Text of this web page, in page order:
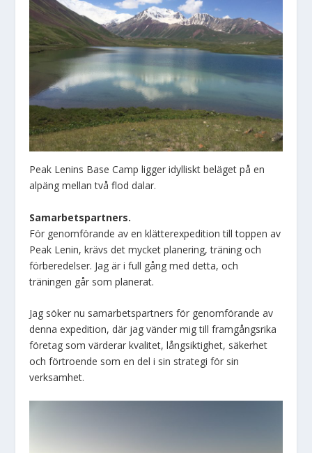
Peak Lenins Base Camp ligger idylliskt beläget på en
alpäng mellan två flod dalar.
Samarbetspartners.
För genomförande av en klätterexpedition till toppen av
Peak Lenin, krävs det mycket planering, träning och
förberedelser. Jag är i full gång med detta, och
träningen går som planerat.
Jag söker nu samarbetspartners för genomförande av
denna expedition, där jag vänder mig till framgångsrika
företag som värderar kvalitet, långsiktighet, säkerhet
och förtroende som en del i sin strategi för sin
verksamhet.